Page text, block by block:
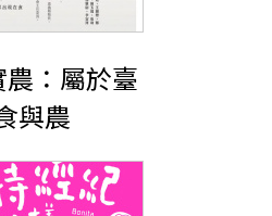
農：屬於臺
與農